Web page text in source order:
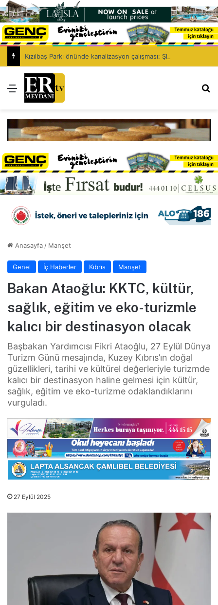
Menü
Anasayfa / Manşet
Genel İç Haberler Kıbrıs Manşet
Bakan Ataoğlu: KKTC, kültür,
sağlık, eğitim ve eko-turizmle
kalıcı bir destinasyon olacak
Başbakan Yardımcısı Fikri Ataoğlu, 27 Eylül Dünya
Turizm Günü mesajında, Kuzey Kıbrıs’ın doğal
güzellikleri, tarihi ve kültürel değerleriyle turizmde
kalıcı bir destinasyon haline gelmesi için kültür,
sağlık, eğitim ve eko-turizme odaklandıklarını
vurguladı.
27 Eylül 2025